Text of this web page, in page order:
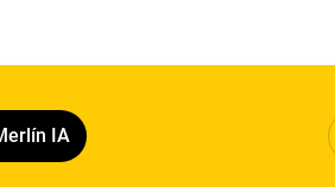
IA